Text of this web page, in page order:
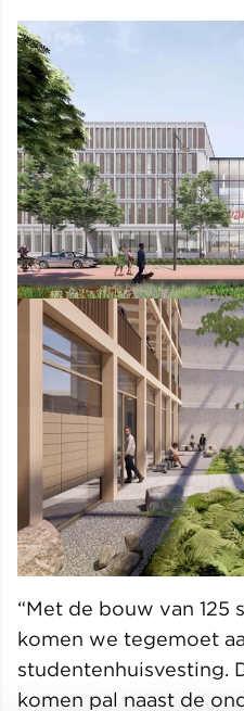
“Met de bouw van
komen we tegemoet
studentenhuisvesting.
komen pal naast de